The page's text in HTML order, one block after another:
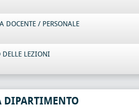
DOCENTE / PERSONALE
DELLE LEZIONI
DIPARTIMENTO